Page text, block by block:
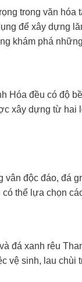
trong văn
để xây dựng
khám phá
Hóa đều có độ
xây dựng từ hai
độc đáo, đá
thể lựa chọn
đá xanh rêu
vệ sinh, lau